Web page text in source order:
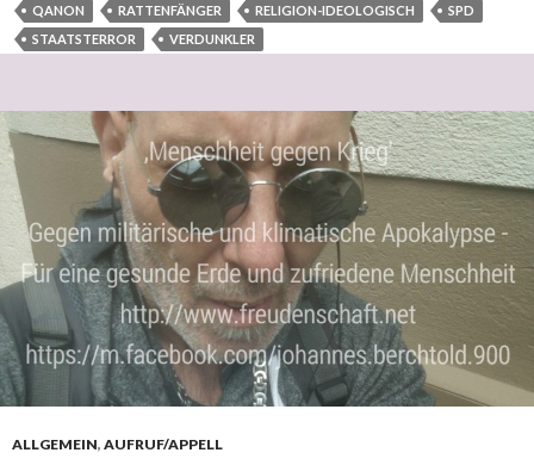
QANON
RATTENFÄNGER RELIGION-IDEOLOGISCH
SPD
STAATSTERROR
VERDUNKLER
ALLGEMEIN, AUFRUF/APPELL